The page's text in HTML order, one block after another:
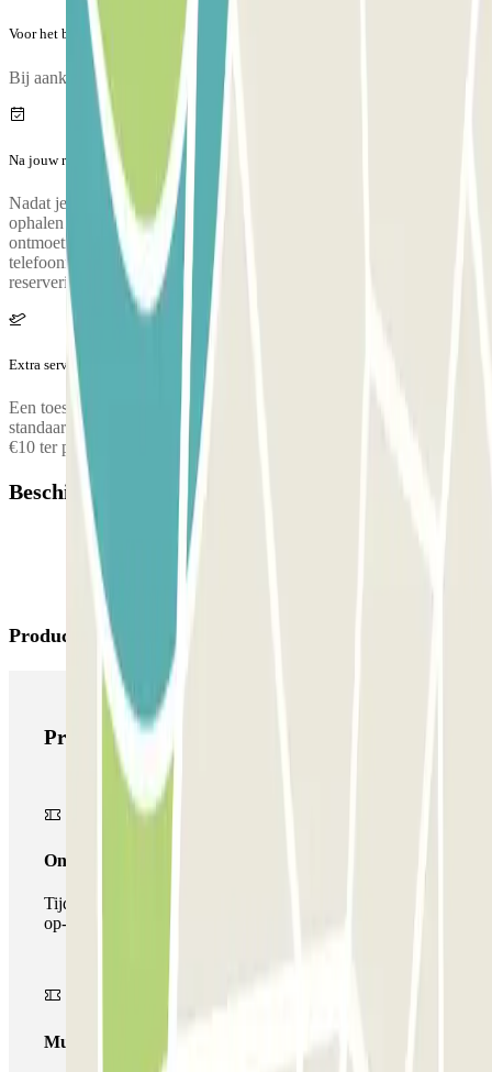
Voor het begin van jouw reis
Bij aankomst is er een inspectie van jouw voertuig.
Na jouw reis
Nadat je je bagage hebt verzameld, bel je de parkeerplaats om het
ophalen te regelen. Tijdens dit gesprek zal iemand je het
ontmoetingspunt bij de luchthaventerminal bevestigen. Het
telefoonnummer van de parkeerplaats wordt verstrekt zodra de
reservering is gemaakt.
Extra service (niet inbegrepen in de prijs)
Een toeslag van €20 wordt gevraagd voor elk voertuig buiten de
standaardafmetingen. Tussen 00:00 en 04:00 wordt een toeslag van
€10 ter plaatse aangerekend.
Beschikbare producten
Producten van Parclick
Producten van Parclick
Onepass
Tijdens je verblijf kun je de parkeerplaats maar één keer
op- en afrijden.
Multiparking pass